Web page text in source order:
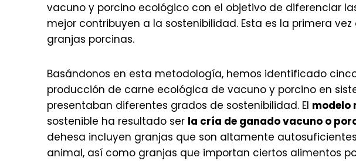
vacuno y porcino ecológico con el objetivo de diferenciar
mejor contribuyen a la sostenibilidad. Esta es la primera
granjas porcinas.
Basándonos en esta metodología, hemos identificado
producción de carne ecológica de vacuno y porcino en
presentaban diferentes grados de sostenibilidad. El modelo
sostenible ha resultado ser la cría de ganado vacuno o
dehesa incluyen granjas que son altamente
animal, así como granjas que importan ciertos alimentos